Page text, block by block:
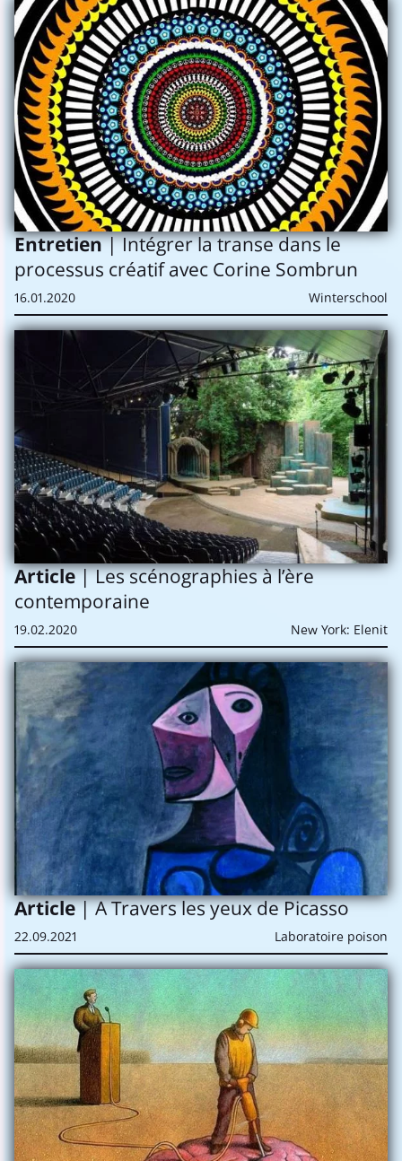
Entretien| Intégrer la transe dans le
processus créatif avec Corine Sombrun
16.01.2020 Winterschool
Article| Les scénographies à l’ère
contemporaine
19.02.2020 New York: Elenit
Article| A Travers les yeux de Picasso
22.09.2021 Laboratoire poison